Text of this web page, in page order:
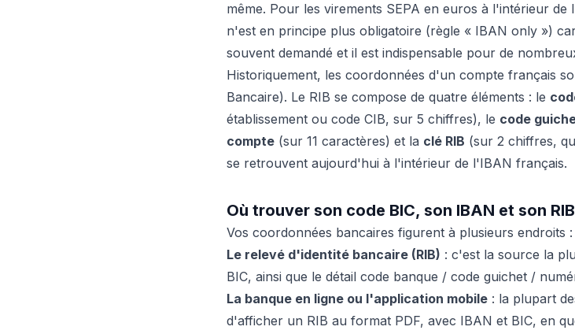
même. Pour les virements SEPA en euros à l'intérieur
n'est en principe plus obligatoire (règle « IBAN only »)
souvent demandé et il est indispensable pour de
Historiquement, les coordonnées d'un compte français
Bancaire). Le RIB se compose de quatre éléments : le
établissement ou code CIB, sur 5 chiffres), le code
compte (sur 11 caractères) et la clé RIB (sur 2 chiffres,
se retrouvent aujourd'hui à l'intérieur de l'IBAN français.
Où trouver son code BIC, son IBAN et son RIB
Vos coordonnées bancaires figurent à plusieurs endroits :
Le relevé d'identité bancaire (RIB) : c'est la source la
BIC, ainsi que le détail code banque / code guichet /
La banque en ligne ou l'application mobile : la plupart
d'afficher un RIB au format PDF, avec IBAN et BIC, en